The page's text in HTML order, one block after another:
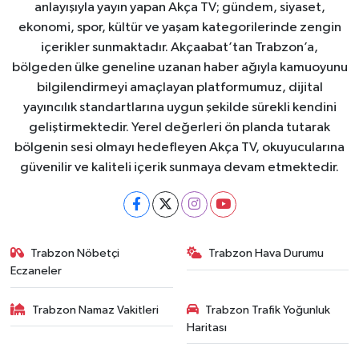
anlayışıyla yayın yapan Akça TV; gündem, siyaset,
ekonomi, spor, kültür ve yaşam kategorilerinde zengin
içerikler sunmaktadır. Akçaabat’tan Trabzon’a,
bölgeden ülke geneline uzanan haber ağıyla kamuoyunu
bilgilendirmeyi amaçlayan platformumuz, dijital
yayıncılık standartlarına uygun şekilde sürekli kendini
geliştirmektedir. Yerel değerleri ön planda tutarak
bölgenin sesi olmayı hedefleyen Akça TV, okuyucularına
güvenilir ve kaliteli içerik sunmaya devam etmektedir.
Trabzon Nöbetçi
Eczaneler
Trabzon Hava Durumu
Trabzon Namaz Vakitleri
Trabzon Trafik Yoğunluk
Haritası